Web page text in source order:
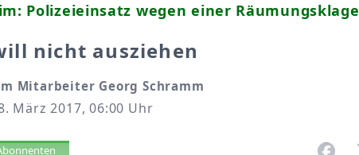
Polizeieinsatz wegen einer Räumungsklage
nicht ausziehen
Mitarbeiter Georg Schramm
März 2017, 06:00 Uhr